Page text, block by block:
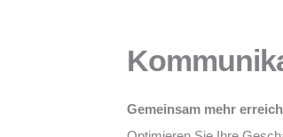
Gemeinsam mehr